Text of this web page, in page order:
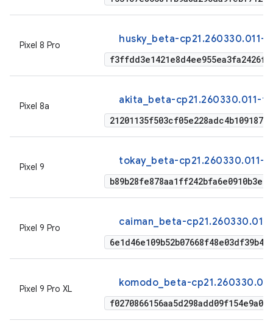
Pixel 8 Pro husky_beta-
Pixel 8a akita_beta-cp21.260330.011-
Pixel 9 tokay_beta-
Pixel 9 Pro caiman_beta-
Pixel 9 Pro XL komodo_beta-